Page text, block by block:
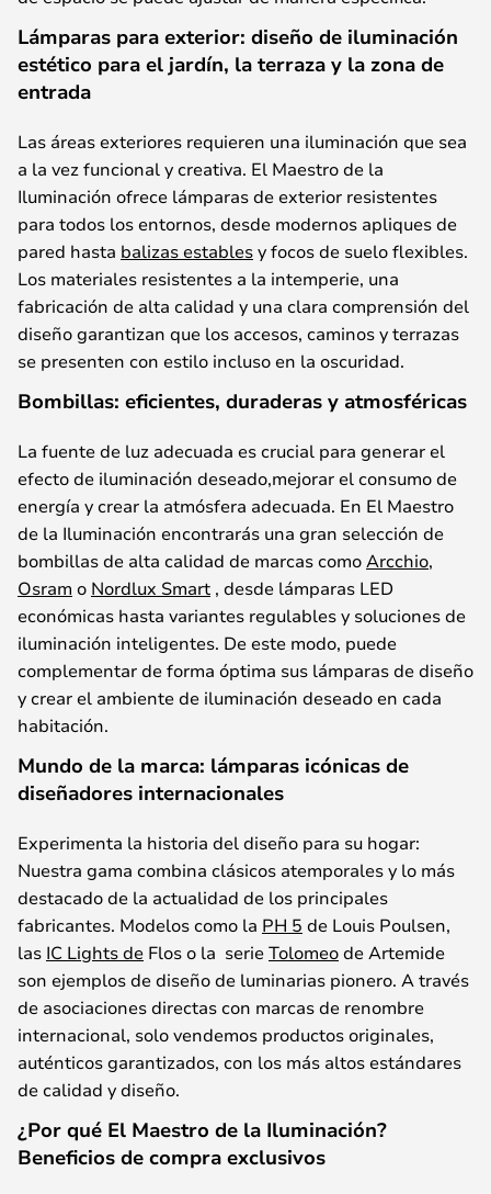
Lámparas para exterior: diseño de iluminación
estético para el jardín, la terraza y la zona de
entrada
Las áreasexteriores requieren una iluminación que sea
a la vezfuncionalycreativa. El Maestro de la
Iluminación ofrece lámparasdeexterior resistentes
para todos losentornos, desde modernos apliquesde
pared hasta balizas establesyfocosde sueloflexibles.
Los materiales resistentes a la intemperie, una
fabricación de alta calidad y una clara comprensión del
diseñogarantizan que los accesos, caminosyterrazas
se presenten con estilo inclusoen la oscuridad.
Bombillas: eficientes, duraderas y atmosféricas
La fuentede luz adecuada escrucial para generarel
efectode iluminación deseado,mejorarelconsumode
energía ycrear la atmósfera adecuada. En El Maestro
de la Iluminación encontrarás una gran selección de
bombillasde alta calidad de marcascomoArcchio,
Osram o Nordlux Smart , desde lámparas LED
económicas hasta variantes regulablesy solucionesde
iluminación inteligentes. Deeste modo, puede
complementarde forma óptima sus lámparasdediseño
ycrearel ambiente de iluminación deseadoen cada
habitación.
Mundo de la marca: lámparas icónicas de
diseñadores internacionales
Experimenta la historia deldiseño para su hogar:
Nuestra gama combina clásicos atemporalesy lo más
destacadode la actualidad de los principales
fabricantes. Modeloscomo la PH 5 de Louis Poulsen,
las IC Lights de Floso la serieTolomeodeArtemide
son ejemplosdediseñode luminarias pionero. Através
de asociacionesdirectascon marcasde renombre
internacional, solovendemos productosoriginales,
auténticosgarantizados, con los más altosestándares
decalidad ydiseño.
¿Por qué El Maestro de la Iluminación?
Beneficios de compra exclusivos